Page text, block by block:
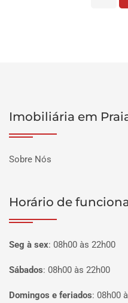
Imobiliária em
Sobre Nós
Horário de
Seg à sex: 08h00 às 22h00
Sábados: 08h00 às 22h00
Domingos e feriados: 08h00